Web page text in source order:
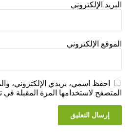
الإلكتروني
الإلكتروني
اسمي، بريدي الإلكتروني، والموقع
لاستخدامها المرة المقبلة في تعليقي.